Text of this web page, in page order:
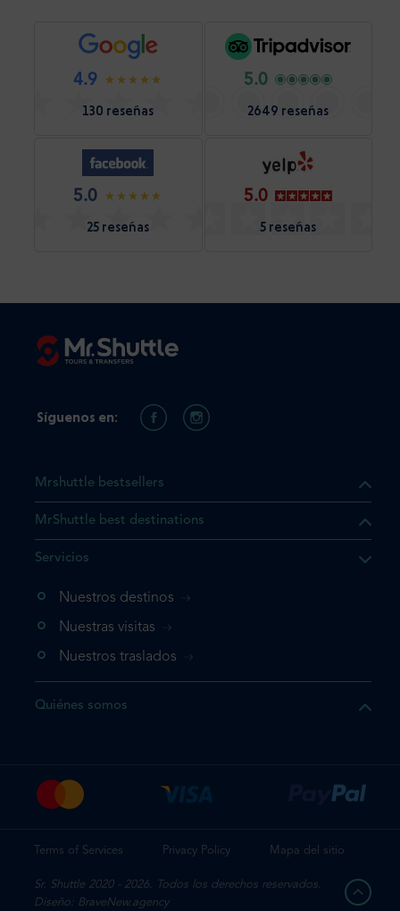
4.9
130 reseñas
5.0
2649 reseñas
5.0
25 reseñas
5.0
5 reseñas
el producto que busca ya
vaya directamente a su
su reserva.
una vez
Mrshuttle bestsellers
MrShuttle best destinations
Servicios
Nuestros destinos
Nuestras visitas
Nuestros traslados
Quiénes somos
Síguenos en:
Terms of Services Privacy Policy Mapa del sitio
Sr. Shuttle 2020 - 2026. Todos los derechos reservados.
Diseño: BraveNew.agency